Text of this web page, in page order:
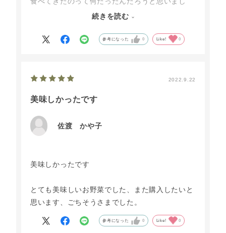
きが添えてあり、お料理するのが楽しくなりま
続きを読む
参考になった 0 Like! 0
2022.9.22
美味しかったです
佐渡 かや子
美味しかったです
とても美味しいお野菜でした、また購入したいと
思います、ごちそうさまでした。
参考になった 0 Like! 0